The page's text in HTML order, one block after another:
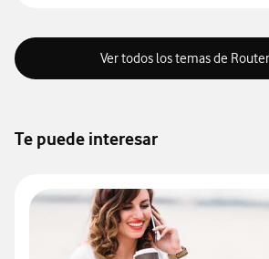
Ver todos los temas de
Te puede interesar